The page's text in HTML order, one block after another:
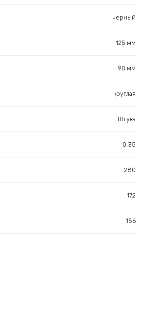
черный
125 мм
90 мм
круглая
Штука
0.35
280
172
156